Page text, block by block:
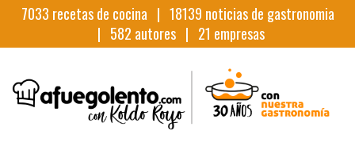
7033 recetas de cocina | 18139 noticias de gastronomia
| 582 autores | 21 empresas